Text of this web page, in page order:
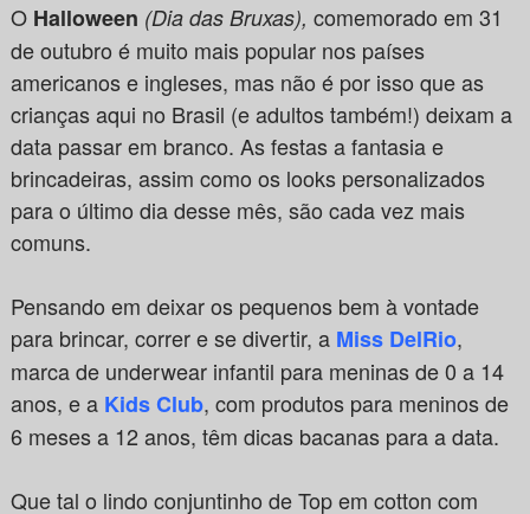
O Halloween (Dia das Bruxas), comemorado em 31
de outubro é muito mais popular nos países
americanos e ingleses, mas não é por isso que as
crianças aqui no Brasil (e adultos também!) deixam a
data passar em branco. As festas a fantasia e
brincadeiras, assim como os looks personalizados
para o último dia desse mês, são cada vez mais
comuns.
Pensando em deixar os pequenos bem à vontade
para brincar, correr e se divertir, a Miss DelRio,
marca de underwear infantil para meninas de 0 a 14
anos, e a Kids Club, com produtos para meninos de
6 meses a 12 anos, têm dicas bacanas para a data.
Que tal o lindo conjuntinho de Top em cotton com